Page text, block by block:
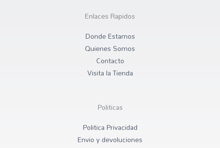
ra o
k
Enlaces Rapidos
Donde Estamos
Quienes Somos
Contacto
Visita la Tienda
Politicas
Politica Privacidad
Envio y devoluciones